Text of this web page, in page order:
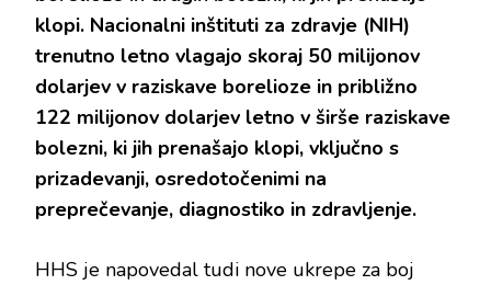
klopi. Nacionalni inštituti za zdravje (NIH)
trenutno letno vlagajo skoraj 50 milijonov
dolarjev v raziskave borelioze in približno
122 milijonov dolarjev letno v širše raziskave
bolezni, ki jih prenašajo klopi, vključno s
prizadevanji, osredotočenimi na
preprečevanje, diagnostiko in zdravljenje.
HHS je napovedal tudi nove ukrepe za boj